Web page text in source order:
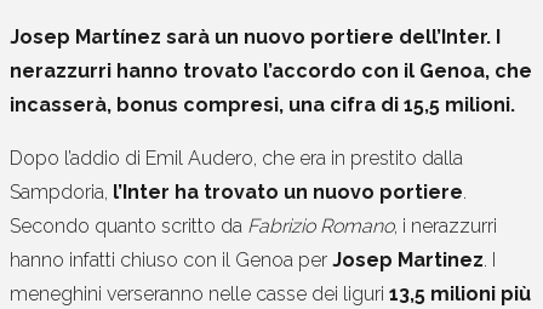
Josep Martínez sarà un nuovo portiere dell’Inter. I
nerazzurri hanno trovato l’accordo con il Genoa, che
incasserà, bonus compresi, una cifra di 15,5 milioni.
Dopo l’addio di Emil Audero, che era in prestito dalla
Sampdoria, l’Inter ha trovato un nuovo portiere.
Secondo quanto scritto da Fabrizio Romano, i nerazzurri
hanno infatti chiuso con il Genoa per Josep Martinez. I
meneghini verseranno nelle casse dei liguri 13,5 milioni più